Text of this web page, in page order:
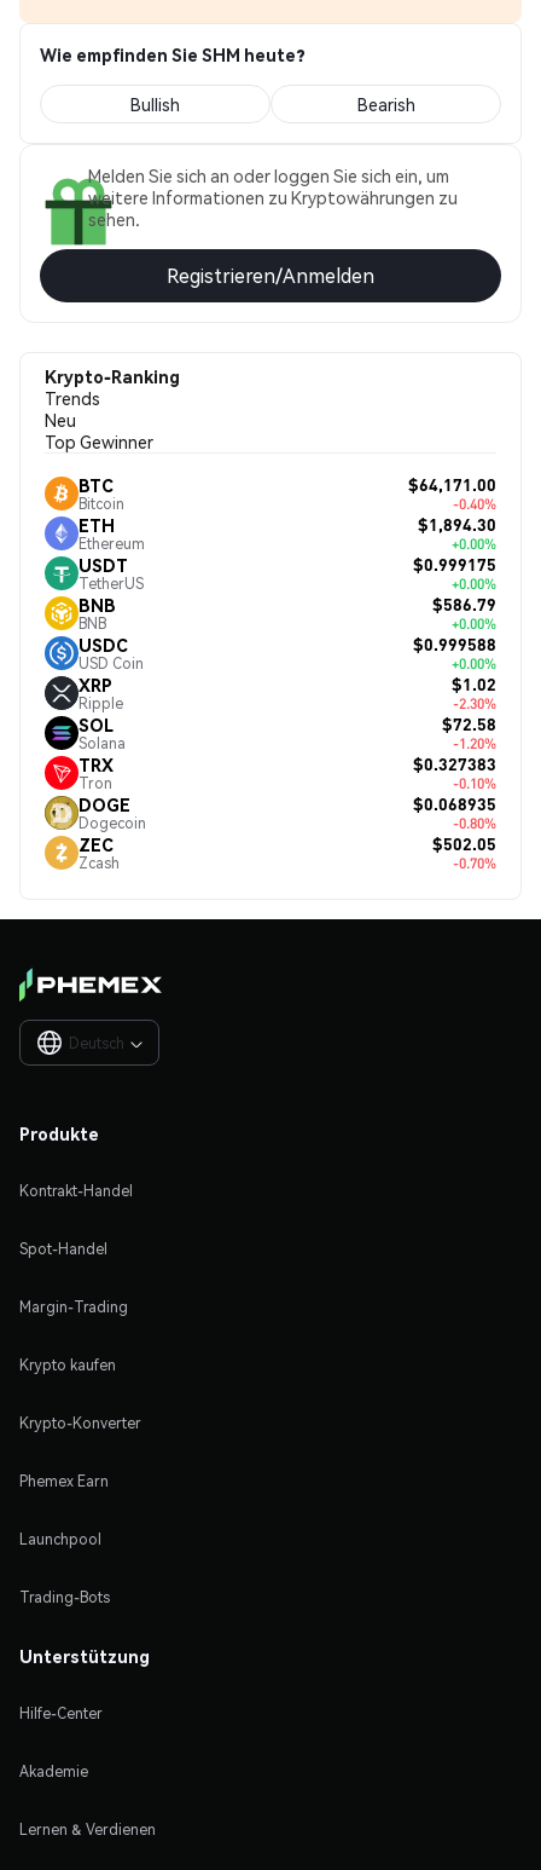
Wie empfinden Sie SHM heute?
Bullish Bearish
Melden Sie sich an oder loggen Sie sich ein, um
weitere Informationen zu Kryptowährungen zu
sehen.
Registrieren/Anmelden
Krypto-Ranking
Trends
Neu
Top Gewinner
BTC
Bitcoin
$64,171.00
-0.40%
ETH
Ethereum
$1,894.30
+0.00%
USDT
TetherUS
$0.999175
+0.00%
BNB
BNB
$586.79
+0.00%
USDC
USD Coin
$0.999588
+0.00%
XRP
Ripple
$1.02
-2.30%
SOL
Solana
$72.58
-1.20%
TRX
Tron
$0.327383
-0.10%
DOGE
Dogecoin
$0.068935
-0.80%
ZEC
Zcash
$502.05
-0.70%
Deutsch 
Produkte
Kontrakt-Handel
Spot-Handel
Margin-Trading
Krypto kaufen
Krypto-Konverter
Phemex Earn
Launchpool
Trading-Bots
Unterstützung
Hilfe-Center
Akademie
Lernen & Verdienen